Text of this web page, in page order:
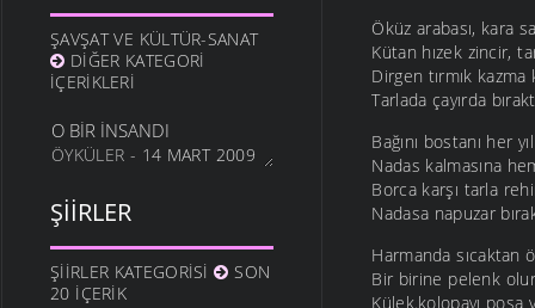
METINE
17 OCAK 2012
HALA OĞLU
NE OLUR OĞUL
20 ARALIK 2011
DURDUM
10 ARALIK 2011
ANAM
3 ARALIK 2011
ŞAVŞAT VE KÜLTÜR-SANAT
DIĞER KATEGORI
İÇERIKLERI
O BIR İNSANDI
ÖYKÜLER - 14 MART 2009
ŞIIRLER
ŞIIRLER KATEGORISI
SON
20 İÇERIK
Öküz arabası, kara
Kütan hızek zincir,
Dirgen tırmık kazma
Tarlada çayırda
Bağını bostanı her
Nadas kalmasına
Borca karşı tarla
Nadasa napuzar
Harmanda sıcaktan
Bir birine pelenk
Külek.kolopayı poşa